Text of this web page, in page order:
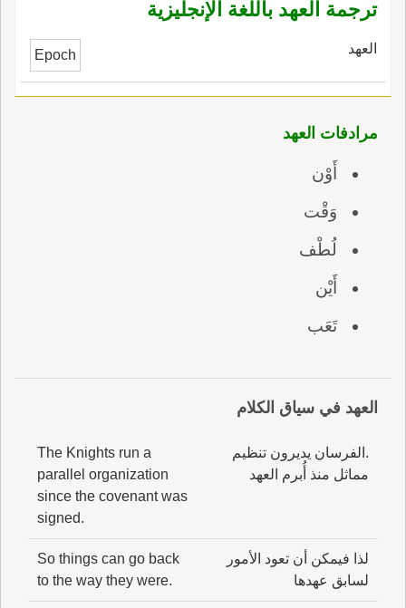
ترجمة العهد باللغة الإنجليزية
العهد Epoch
مرادفات العهد
أَوْن
وَقْت
لُطْف
أَيْن
تَعَب
العهد في سياق الكلام
.الفرسان يديرون تنظيم
مماثل منذ أُبرم العهد
The Knights run a
parallel organization
since the covenant was
signed.
لذا فيمكن أن تعود الأمور
لسابق عهدها
So things can go back
to the way they were.